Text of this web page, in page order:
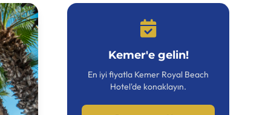
Kemer'e gelin!
En iyi fiyatla Kemer Royal Beach
Hotel'de konaklayın.